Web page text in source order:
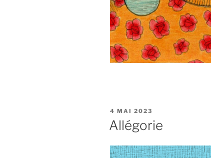
PUBLIÉ
4 MAI 2023
Allégorie